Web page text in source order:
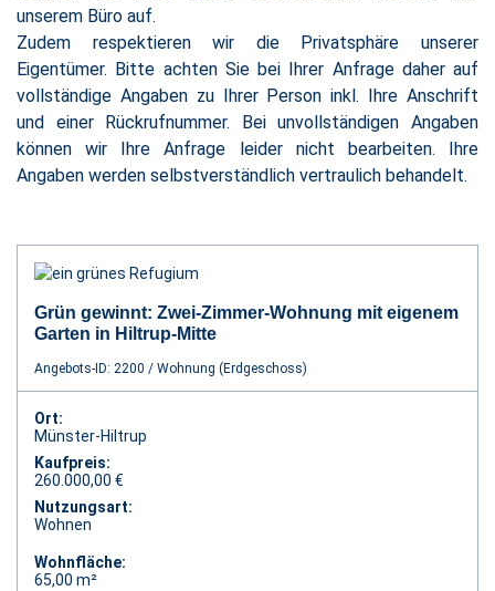
unserem Büro auf.
Zudem respektieren wir die Privatsphäre unserer
Eigentümer. Bitte achten Sie bei Ihrer Anfrage daher auf
vollständige Angaben zu Ihrer Person inkl. Ihre Anschrift
und einer Rückrufnummer. Bei unvollständigen Angaben
können wir Ihre Anfrage leider nicht bearbeiten. Ihre
Angaben werden selbstverständlich vertraulich behandelt.
Grün gewinnt: Zwei-Zimmer-Wohnung mit eigenem
Garten in Hiltrup-Mitte
Angebots-ID: 2200 / Wohnung (Erdgeschoss)
Ort:
Münster-Hiltrup
Kaufpreis:
260.000,00 €
Nutzungsart:
Wohnen
Wohnfläche:
65,00 m²